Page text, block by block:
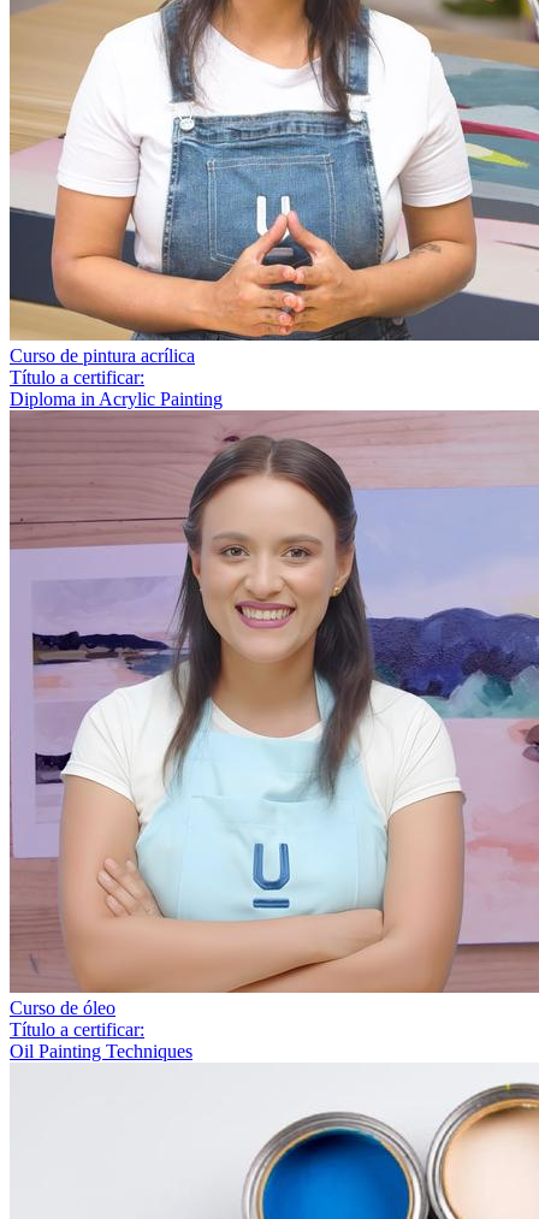
Curso de pintura acrílica
Título a certificar:
Diploma in Acrylic Painting
Curso de óleo
Título a certificar:
Oil Painting Techniques